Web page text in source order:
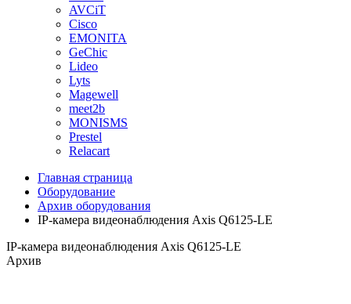
AVCiT
Cisco
EMONITA
GeChic
Lideo
Lyts
Magewell
meet2b
MONISMS
Prestel
Relacart
Главная страница
Оборудование
Архив оборудования
IP-камера видеонаблюдения Axis Q6125-LE
IP-камера видеонаблюдения Axis Q6125-LE
Архив